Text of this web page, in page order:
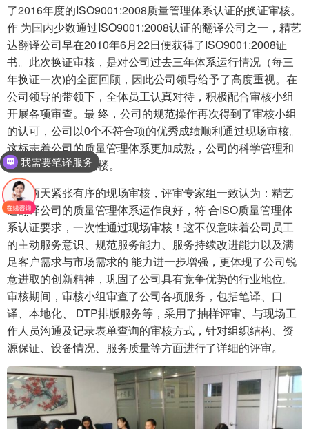
了2016年度的ISO9001:2008质量管理体系认证的换证审核。
作 为国内少数通过ISO9001:2008认证的翻译公司之一，精艺
达翻译公司早在2010年6月22日便获得了ISO9001:2008证
书。此次换证审核，是对公司过去三年体系运行情况（每三
年换证一次)的全面回顾，因此公司领导给予了高度重视。在
公司领导的带领下，全体员工认真对待，积极配合审核小组
开展各项审查。最 终，公司的规范操作再次得到了审核小组
的认可，公司以0个不符合项的优秀成绩顺利通过现场审核。
这标志着公司的质量管理体系更加成熟，公司的科学管理和
优 质服务更上一层楼。
经过两天紧张有序的现场审核，评审专家组一致认为：精艺
达翻译公司的质量管理体系运作良好，符 合ISO质量管理体
系认证要求，一次性通过现场审核！这不仅意味着公司员工
的主动服务意识、规范服务能力、服务持续改进能力以及满
足客户需求与市场需求的 能力进一步增强，更体现了公司锐
意进取的创新精神，巩固了公司具有竞争优势的行业地位。
审核期间，审核小组审查了公司各项服务，包括笔译、口
译、本地化、 DTP排版服务等，采用了抽样评审、与现场工
作人员沟通及记录表单查询的审核方式，针对组织结构、资
源保证、设备情况、服务质量等方面进行了详细的评审。
我需要笔译服务